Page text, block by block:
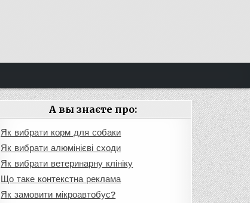
А вы знаєте про:
Як вибрати корм для собаки
Як вибрати алюмінієві сходи
Як вибрати ветеринарну клініку
Що таке контекстна реклама
Як замовити мікроавтобус?